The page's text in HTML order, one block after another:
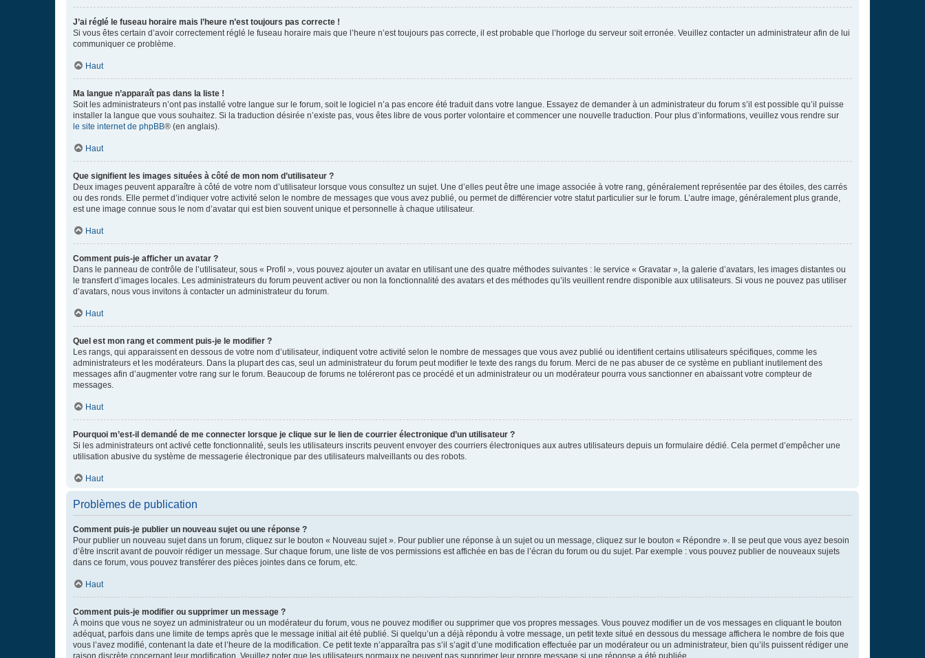
J’ai réglé le fuseau horaire mais l’heure n’est toujours pas correcte !
Si vous êtes certain d’avoir correctement réglé le fuseau horaire mais que l’heure n’est toujours pas correcte, il est probable que l’horloge du serveur soit erronée. Veuillez contacter un administrateur afin de lui
communiquer ce problème.
Haut
Ma langue n’apparaît pas dans la liste !
Soit les administrateurs n’ont pas installé votre langue sur le forum, soit le logiciel n’a pas encore été traduit dans votre langue. Essayez de demander à un administrateur du forum s’il est possible qu’il puisse
installer la langue que vous souhaitez. Si la traduction désirée n’existe pas, vous êtes libre de vous porter volontaire et commencer une nouvelle traduction. Pour plus d’informations, veuillez vous rendre sur
le site internet de phpBB® (en anglais).
Haut
Que signifient les images situées à côté de mon nom d’utilisateur ?
Deux images peuvent apparaître à côté de votre nom d’utilisateur lorsque vous consultez un sujet. Une d’elles peut être une image associée à votre rang, généralement représentée par des étoiles, des carrés
ou des ronds. Elle permet d’indiquer votre activité selon le nombre de messages que vous avez publié, ou permet de différencier votre statut particulier sur le forum. L’autre image, généralement plus grande,
est une image connue sous le nom d’avatar qui est bien souvent unique et personnelle à chaque utilisateur.
Haut
Comment puis-je afficher un avatar ?
Dans le panneau de contrôle de l’utilisateur, sous « Profil », vous pouvez ajouter un avatar en utilisant une des quatre méthodes suivantes : le service « Gravatar », la galerie d’avatars, les images distantes ou
le transfert d’images locales. Les administrateurs du forum peuvent activer ou non la fonctionnalité des avatars et des méthodes qu’ils veuillent rendre disponible aux utilisateurs. Si vous ne pouvez pas utiliser
d’avatars, nous vous invitons à contacter un administrateur du forum.
Haut
Quel est mon rang et comment puis-je le modifier ?
Les rangs, qui apparaissent en dessous de votre nom d’utilisateur, indiquent votre activité selon le nombre de messages que vous avez publié ou identifient certains utilisateurs spécifiques, comme les
administrateurs et les modérateurs. Dans la plupart des cas, seul un administrateur du forum peut modifier le texte des rangs du forum. Merci de ne pas abuser de ce système en publiant inutilement des
messages afin d’augmenter votre rang sur le forum. Beaucoup de forums ne toléreront pas ce procédé et un administrateur ou un modérateur pourra vous sanctionner en abaissant votre compteur de
messages.
Haut
Pourquoi m’est-il demandé de me connecter lorsque je clique sur le lien de courrier électronique d’un utilisateur ?
Si les administrateurs ont activé cette fonctionnalité, seuls les utilisateurs inscrits peuvent envoyer des courriers électroniques aux autres utilisateurs depuis un formulaire dédié. Cela permet d’empêcher une
utilisation abusive du système de messagerie électronique par des utilisateurs malveillants ou des robots.
Haut
Problèmes de publication
Comment puis-je publier un nouveau sujet ou une réponse ?
Pour publier un nouveau sujet dans un forum, cliquez sur le bouton « Nouveau sujet ». Pour publier une réponse à un sujet ou un message, cliquez sur le bouton « Répondre ». Il se peut que vous ayez besoin
d’être inscrit avant de pouvoir rédiger un message. Sur chaque forum, une liste de vos permissions est affichée en bas de l’écran du forum ou du sujet. Par exemple : vous pouvez publier de nouveaux sujets
dans ce forum, vous pouvez transférer des pièces jointes dans ce forum, etc.
Haut
Comment puis-je modifier ou supprimer un message ?
À moins que vous ne soyez un administrateur ou un modérateur du forum, vous ne pouvez modifier ou supprimer que vos propres messages. Vous pouvez modifier un de vos messages en cliquant le bouton
adéquat, parfois dans une limite de temps après que le message initial ait été publié. Si quelqu’un a déjà répondu à votre message, un petit texte situé en dessous du message affichera le nombre de fois que
vous l’avez modifié, contenant la date et l’heure de la modification. Ce petit texte n’apparaîtra pas s’il s’agit d’une modification effectuée par un modérateur ou un administrateur, bien qu’ils puissent rédiger une
raison discrète concernant leur modification. Veuillez noter que les utilisateurs normaux ne peuvent pas supprimer leur propre message si une réponse a été publiée.